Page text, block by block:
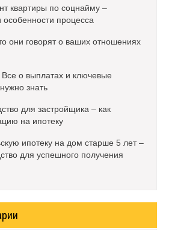
квартиры по соцнайму –
процесса
они говорят о ваших отношениях
о выплатах и ключевые
знать
для застройщика – как
на ипотеку
ипотеку на дом старше 5 лет –
для успешного получения